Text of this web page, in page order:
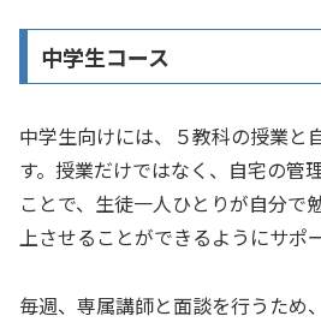
中学生コース
中学生向けには、５教科の授業と
す。授業だけではなく、自宅の管
ことで、生徒一人ひとりが自分で
上させることができるようにサポ
毎週、専属講師と面談を行うため